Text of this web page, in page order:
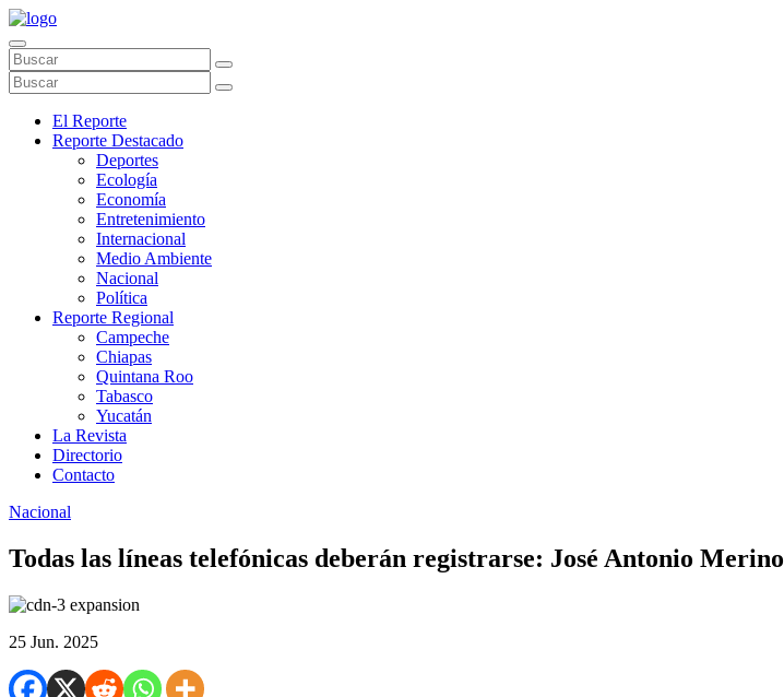
El Reporte
Reporte Destacado
Deportes
Ecología
Economía
Entretenimiento
Internacional
Medio Ambiente
Nacional
Política
Reporte Regional
Campeche
Chiapas
Quintana Roo
Tabasco
Yucatán
La Revista
Directorio
Contacto
Nacional
Todas las líneas telefónicas deberán registrarse: José Antonio Merino
25 Jun. 2025